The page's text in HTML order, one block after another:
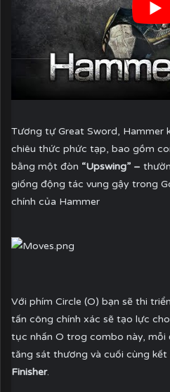
Tương tự Great Sword, Hammer
chiêu thức phức tạp, bao gồm
bằng một đòn “Upswing” –
giống động tác vung gậy trong
chính của Hammer
Với phím Circle (O) bạn sẽ thi triển
tấn công chính xác sẽ tạo lực
tục nhấn O trog combo này,
tăng sát thương và cuối cùng
Finisher.